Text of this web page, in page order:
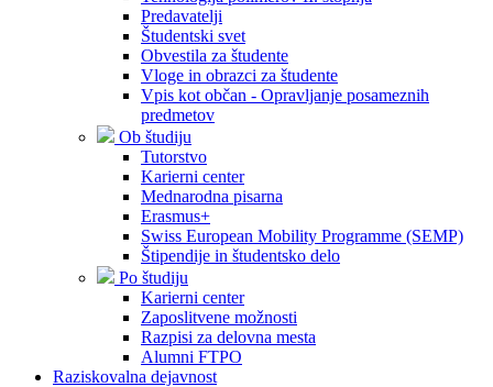
Predavatelji
Študentski svet
Obvestila za študente
Vloge in obrazci za študente
Vpis kot občan - Opravljanje posameznih
predmetov
Ob študiju
Tutorstvo
Karierni center
Mednarodna pisarna
Erasmus+
Swiss European Mobility Programme (SEMP)
Štipendije in študentsko delo
Po študiju
Karierni center
Zaposlitvene možnosti
Razpisi za delovna mesta
Alumni FTPO
Raziskovalna dejavnost